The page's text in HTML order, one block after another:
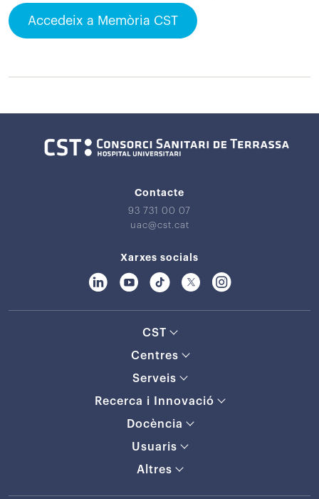
Accedeix a Memòria CST
Contacte
93 731 00 07
uac@cst.cat
Xarxes socials
CST
Centres
Serveis
Recerca i Innovació
Docència
Usuaris
Altres